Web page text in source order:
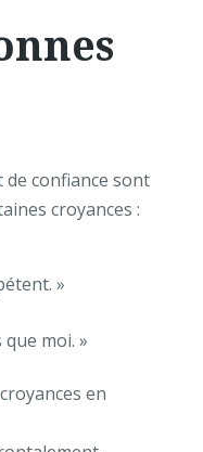
confiance sont
croyances :
»
moi. »
en